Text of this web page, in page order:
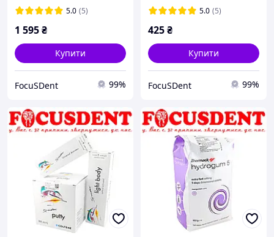
5.0 (5)
1 595₴
Купити
FocuSDent 99%
5.0 (5)
425₴
Купити
FocuSDent 99%